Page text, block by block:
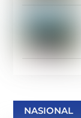
NASIONAL